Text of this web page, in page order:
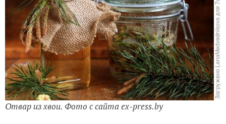
Отвар из хвои. Фото с сайта ex-press.by